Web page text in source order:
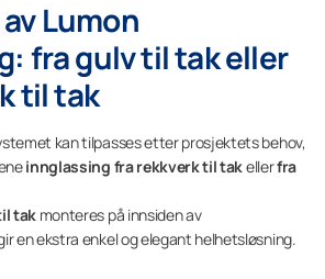
Lumon
fra gulv til tak eller
til tak
kan tilpasses etter prosjektets behov,
innglassing fra rekkverk til takellerfra
tak monteres på innsiden av
en ekstra enkel og elegant helhetsløsning.